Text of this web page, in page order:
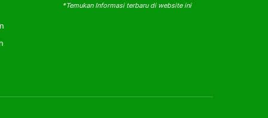
*Temukan Informasi terbaru di website ini